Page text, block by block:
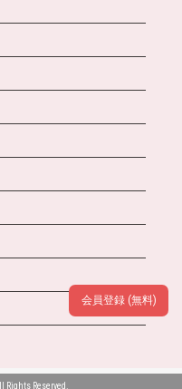
Rights Reserved.
会員登録 (無料)